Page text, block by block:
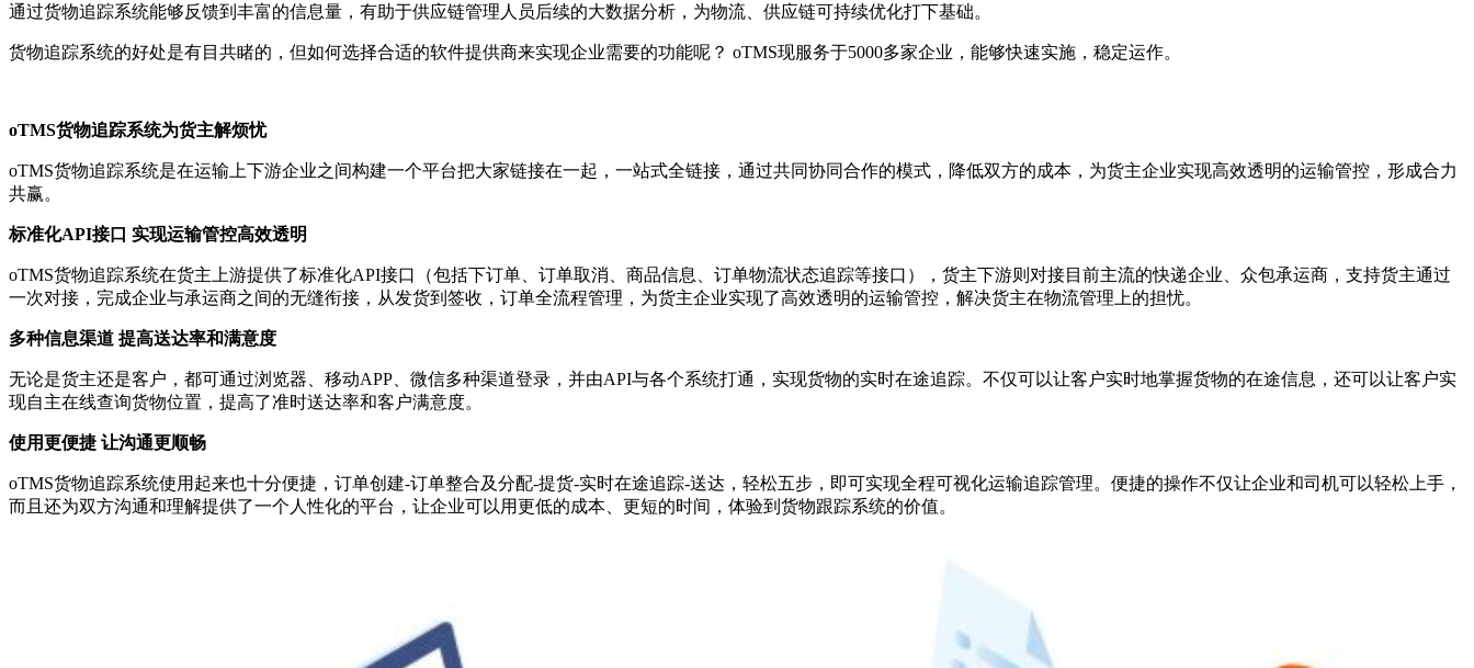
通过货物追踪系统能够反馈到丰富的信息量，有助于供应链管理人员后续的大数据分析，为物流、供应链可持续优化打下基础。
货物追踪系统的好处是有目共睹的，但如何选择合适的软件提供商来实现企业需要的功能呢？ oTMS现服务于5000多家企业，能够快速实施，稳定运作。
oTMS货物追踪系统为货主解烦忧
oTMS货物追踪系统是在运输上下游企业之间构建一个平台把大家链接在一起，一站式全链接，通过共同协同合作的模式，降低双方的成本，为货主企业实现高效透明的运输管控，形成合力
共赢。
标准化API接口 实现运输管控高效透明
oTMS货物追踪系统在货主上游提供了标准化API接口（包括下订单、订单取消、商品信息、订单物流状态追踪等接口），货主下游则对接目前主流的快递企业、众包承运商，支持货主通过
一次对接，完成企业与承运商之间的无缝衔接，从发货到签收，订单全流程管理，为货主企业实现了高效透明的运输管控，解决货主在物流管理上的担忧。
多种信息渠道 提高送达率和满意度
无论是货主还是客户，都可通过浏览器、移动APP、微信多种渠道登录，并由API与各个系统打通，实现货物的实时在途追踪。不仅可以让客户实时地掌握货物的在途信息，还可以让客户实
现自主在线查询货物位置，提高了准时送达率和客户满意度。
使用更便捷 让沟通更顺畅
oTMS货物追踪系统使用起来也十分便捷，订单创建-订单整合及分配-提货-实时在途追踪-送达，轻松五步，即可实现全程可视化运输追踪管理。便捷的操作不仅让企业和司机可以轻松上手，
而且还为双方沟通和理解提供了一个人性化的平台，让企业可以用更低的成本、更短的时间，体验到货物跟踪系统的价值。